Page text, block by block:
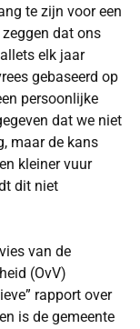
te zijn voor een
dat ons
elk jaar
gebaseerd op
persoonlijke
dat we niet
maar de kans
kleiner vuur
dit niet
van de
(OvV)
rapport over
is de gemeente